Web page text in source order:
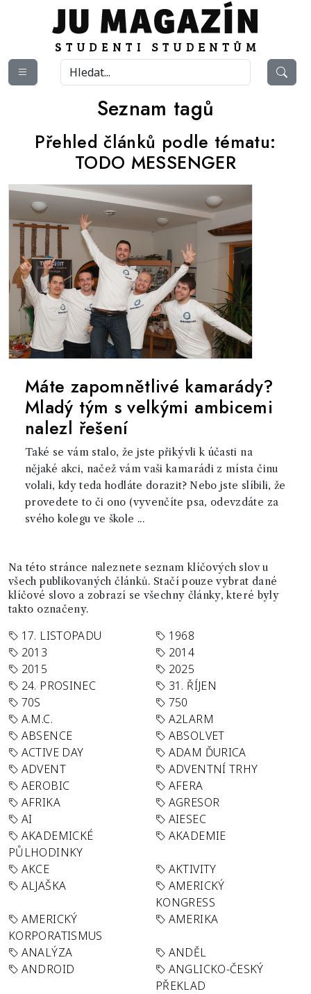
Seznam tagů
Přehled článků podle tématu:
TODO MESSENGER
Máte zapomnětlivé kamarády?
Mladý tým s velkými ambicemi
nalezl řešení
Také se vám stalo, že jste přikývli k účasti na
nějaké akci, načež vám vaši kamarádi z místa činu
volali, kdy teda hodláte dorazit? Nebo jste slíbili, že
provedete to či ono (vyvenčíte psa, odevzdáte za
svého kolegu ve škole ...
Na této stránce naleznete seznam klíčových slov u
všech publikovaných článků. Stačí pouze vybrat dané
klíčové slovo a zobrazí se všechny články, které byly
takto označeny.
17. LISTOPADU
1968
2013
2014
2015
2025
24. PROSINEC
31. ŘÍJEN
70S
750
A.M.C.
A2LARM
ABSENCE
ABSOLVET
ACTIVE DAY
ADAM ĎURICA
ADVENT
ADVENTNÍ TRHY
AEROBIC
AFERA
AFRIKA
AGRESOR
AI
AIESEC
AKADEMICKÉ
PŮLHODINKY
AKADEMIE
AKCE
AKTIVITY
ALJAŠKA
AMERICKÝ
KONGRESS
AMERICKÝ
KORPORATISMUS
AMERIKA
ANALÝZA
ANDĚL
ANDROID
ANGLICKO-ČESKÝ
PŘEKLAD